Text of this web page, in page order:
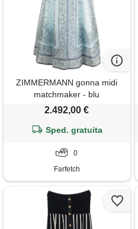
ZIMMERMANN gonna midi
matchmaker - blu
2.492,00 €
Sped. gratuita
0
Farfetch